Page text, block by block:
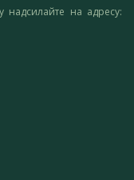
надсилайте на адресу: